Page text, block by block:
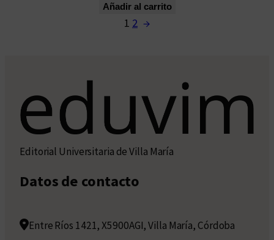
Añadir al carrito
1 2 →
Editorial Universitaria de Villa María
Datos de contacto
Entre Ríos 1421, X5900AGI, Villa María, Córdoba